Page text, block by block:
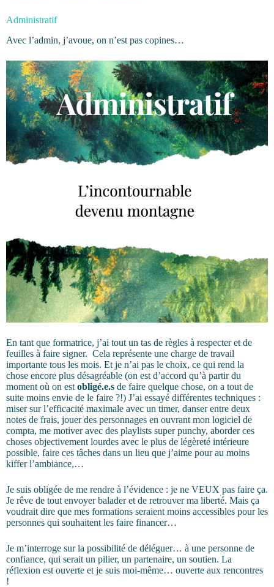
Administratif
Avec l’admin, j’avoue, on n’est pas copines…
En tant que formatrice, j’ai tout un tas de règles à respecter et de
feuilles à faire signer. Cela représente une charge de travail
importante tous les mois. Et je n’ai pas le choix, ce qui rend la
chose encore plus désagréable (on est d’accord qu’à partir du
moment où on est obligé.e.s de faire quelque chose, on a tout de
suite moins envie de le faire ?!) J’ai essayé différentes techniques :
miser sur l’efficacité maximale avec un timer, danser entre deux
notes de frais, jouer des personnages en ouvrant mon logiciel de
compta, me motiver avec des playlists super punchy, aborder ces
choses objectivement lourdes avec le plus de légèreté intérieure
possible, faire ces tâches dans un lieu que j’aime pour au moins
kiffer l’ambiance,…
Je suis obligée de me rendre à l’évidence : je ne VEUX pas faire ça.
Je rêve de tout envoyer balader et de retrouver ma liberté. Mais ça
voudrait dire que mes formations seraient moins accessibles pour les
personnes qui souhaitent les faire financer…
Je m’interroge sur la possibilité de déléguer… à une personne de
confiance, qui serait un pilier, un partenaire, un soutien. La
réflexion est ouverte et je suis moi-même… ouverte aux rencontres
!